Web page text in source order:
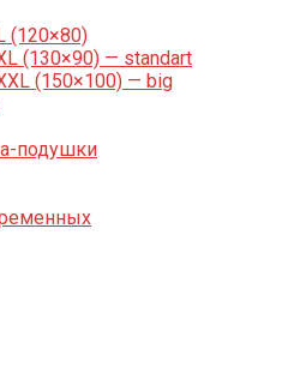
(120×80)
(130×90) — standart
(150×100) — big
подушки